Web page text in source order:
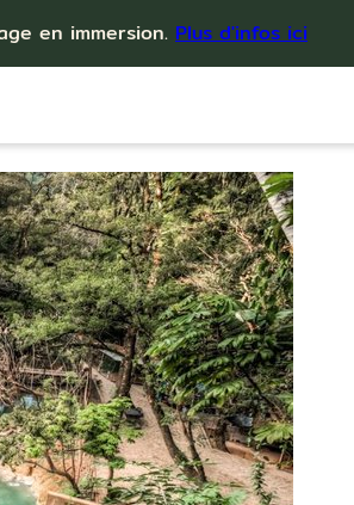
en immersion. Plus d'infos ici